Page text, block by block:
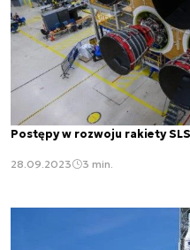
Postępy w rozwoju rakiety
28.09.2023 3 min.